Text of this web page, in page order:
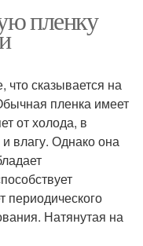
пленку
сказывается на
пленка имеет
от холода, в
влагу. Однако она
периодического
Натянутая на